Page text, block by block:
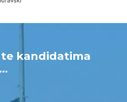
kandidatima